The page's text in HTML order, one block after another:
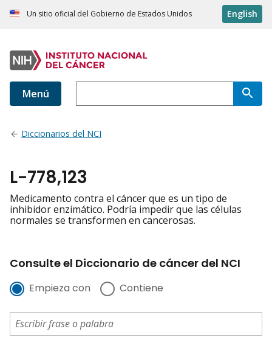
Un sitio oficial del Gobierno de Estados Unidos English
Menú
Diccionarios del NCI
L-778,123
Medicamento contra el cáncer que es un tipo de
inhibidor enzimático. Podría impedir que las células
normales se transformen en cancerosas.
Consulte el Diccionario de cáncer del NCI
Empieza con Contiene